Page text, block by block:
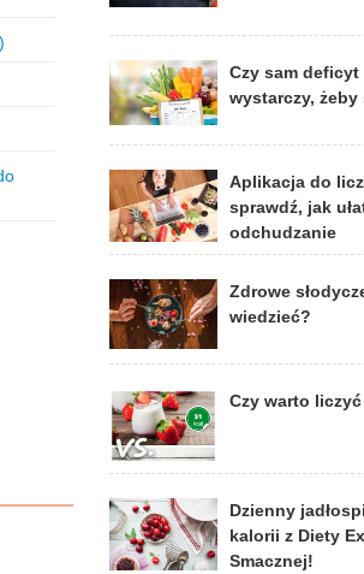
Czy sam
wystarczy,
Aplikacja do
sprawdź, jak
odchudzanie
Zdrowe
wiedzieć?
Czy warto
Dzienny
kalorii z Diety
Smacznej!